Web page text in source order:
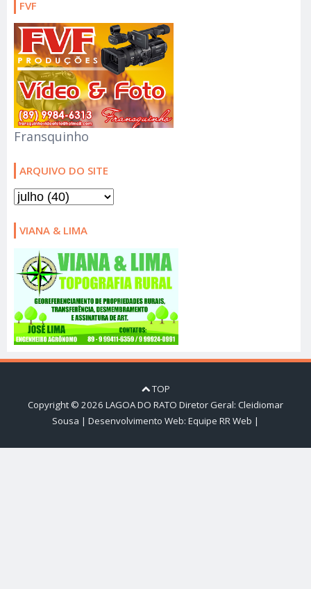
FVF
Fransquinho
ARQUIVO DO SITE
VIANA & LIMA
TOP
Copyright © 2026 LAGOA DO RATO Diretor Geral: Cleidiomar
Sousa | Desenvolvimento Web: Equipe RR Web |